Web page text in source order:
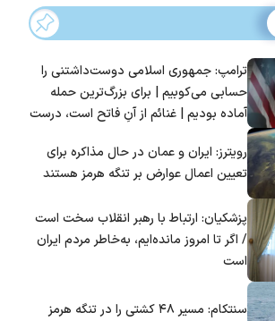
ترامپ: جمهوری اسلامی دوست‌داشتنی را
حسابی می‌کوبیم | برای بزرگ‌ترین حمله
آماده بودیم | غنائم از آنِ فاتح است، درست
رویترز: ایران و عمان در حال مذاکره برای
تعیین اعمال عوارض بر تنگه هرمز هستند
پزشکیان: ارتباط با رهبر انقلاب سخت است
/ اگر تا امروز مانده‌ایم، به‌خاطر مردم ایران
است
سنتکام: مسیر ۴۸ کشتی را در تنگه هرمز